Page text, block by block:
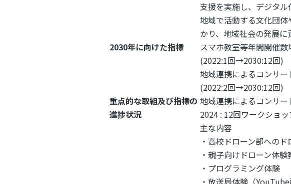
支援を実施し、デジタル
地域で活動する文化団
かり、地域社会の発展
2030年に向けた指標
スマホ教室等年間開催数
(2022:1回→2030:12回)
地域連携によるコンサ
(2022:2回→2030:12回)
重点的な取組及び指標の
進捗状況
地域連携によるコンサ
2024 : 12回ワークショ
主な内容
・高校ドローン部への
・親子向けドローン体験
・プログラミング体験
・放送局体験（YouTube